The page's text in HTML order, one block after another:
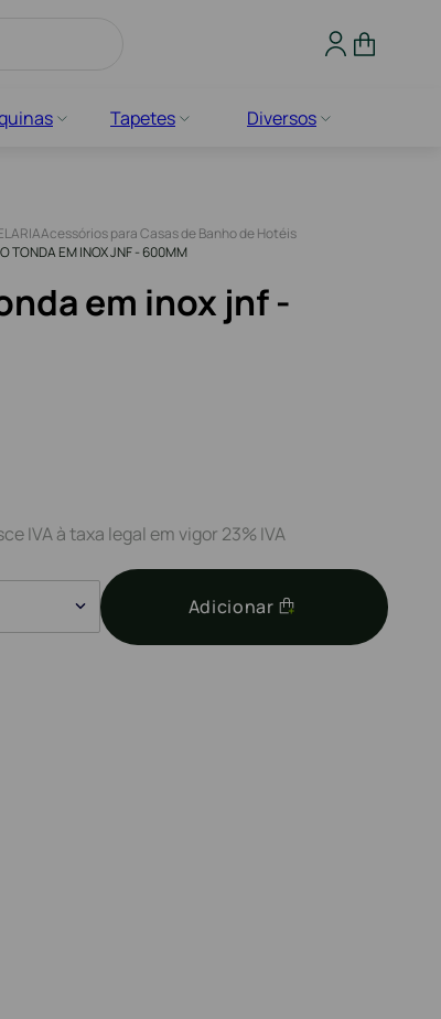
Tapetes Diversos
Acessórios para Casas de Banho de Hotéis
TONDA EM INOX JNF - 600MM
em inox jnf -
IVA à taxa legal em vigor 23% IVA
Adicionar